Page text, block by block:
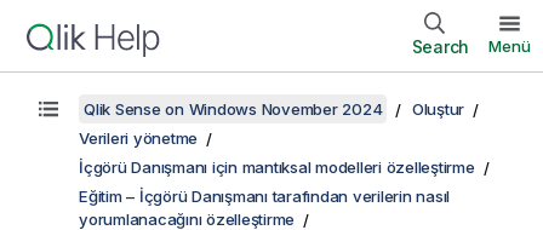
Search Menü
Qlik Sense on Windows November 2024
Oluştur
Verileri yönetme
İçgörü Danışmanı için mantıksal modelleri özelleştirme
Eğitim – İçgörü Danışmanı tarafından verilerin nasıl
yorumlanacağını özelleştirme